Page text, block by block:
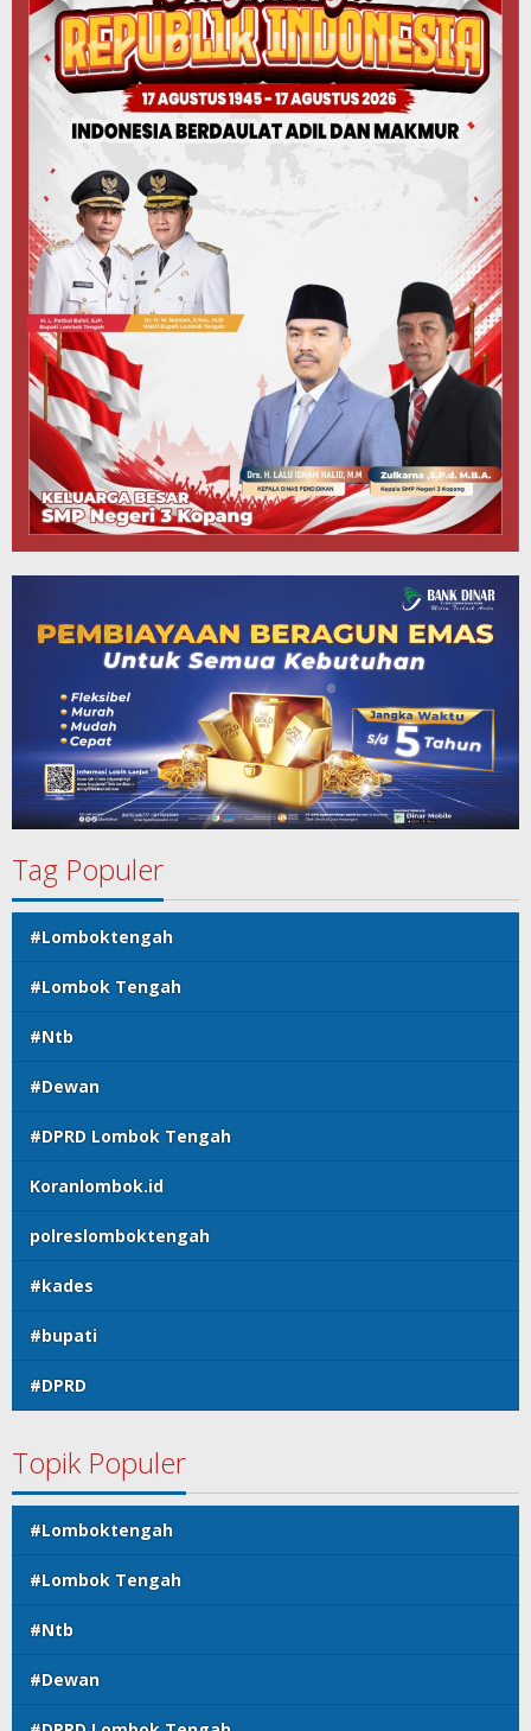
Tag Populer
#Lomboktengah
#Lombok Tengah
#Ntb
#Dewan
#DPRD Lombok Tengah
Koranlombok.id
polreslomboktengah
#kades
#bupati
#DPRD
Topik Populer
#Lomboktengah
#Lombok Tengah
#Ntb
#Dewan